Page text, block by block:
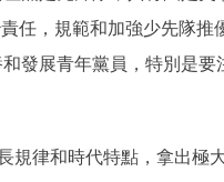
任，規範和加強少先隊推
發展青年黨員，特別是
律和時代特點，拿出極